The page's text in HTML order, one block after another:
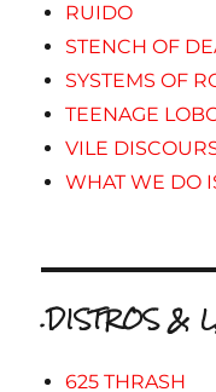
RUIDO
STENCH OF
SYSTEMS OF
TEENAGE
VILE
WHAT WE DO
.DISTROS &
625 THRASH